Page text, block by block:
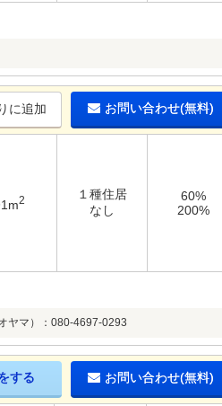
に追加 お問い合わせ(無料)
2
１種住居
なし
60%
200%
ヤマ）：080-4697-0293
する お問い合わせ(無料)